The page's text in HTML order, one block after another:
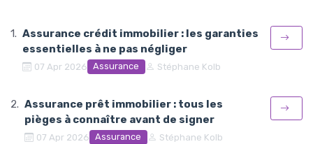
Assurance crédit immobilier : les garanties
essentielles à ne pas négliger
07 Apr 2026 Assurance Stéphane Kolb
Assurance prêt immobilier : tous les
pièges à connaître avant de signer
07 Apr 2026 Assurance Stéphane Kolb